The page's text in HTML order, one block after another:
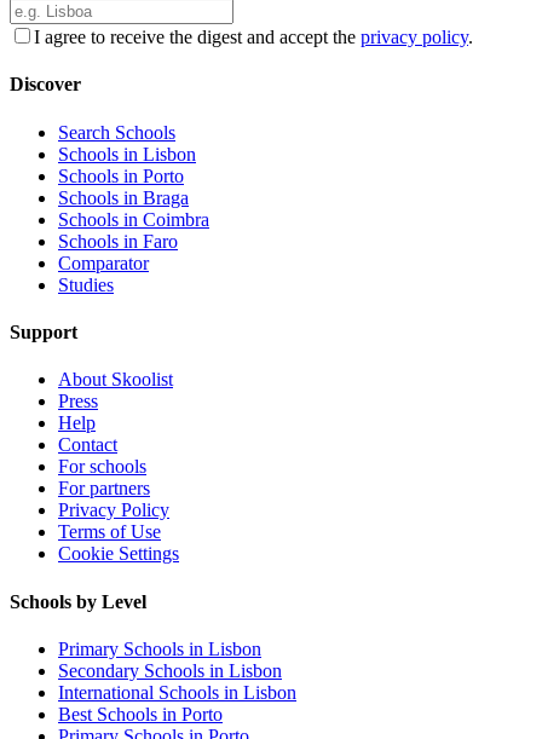
I agree to receive the digest and accept the privacy policy.
Discover
Search Schools
Schools in Lisbon
Schools in Porto
Schools in Braga
Schools in Coimbra
Schools in Faro
Comparator
Studies
Support
About Skoolist
Press
Help
Contact
For schools
For partners
Privacy Policy
Terms of Use
Cookie Settings
Schools by Level
Primary Schools in Lisbon
Secondary Schools in Lisbon
International Schools in Lisbon
Best Schools in Porto